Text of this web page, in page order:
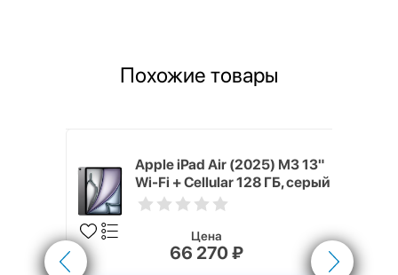
Похожие товары
Apple iPad Air (2025) M3 13"
Wi-Fi + Cellular 128 ГБ, серый
космос
Цена
66 270 ₽